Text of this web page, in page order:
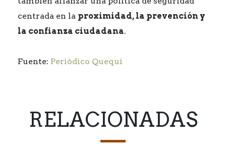
centrada en la proximidad, la prevención y
la confianza ciudadana.
Fuente: Periódico Quequi
RELACIONADAS